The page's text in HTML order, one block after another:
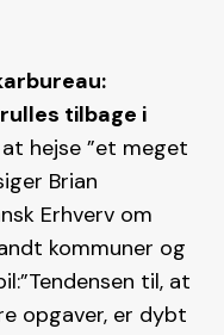
tilbage i
hejse ”et meget
Brian
Erhverv om
kommuner og
til, at
opgaver, er dybt